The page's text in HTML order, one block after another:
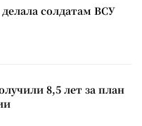
солдатам ВСУ
8,5 лет за план